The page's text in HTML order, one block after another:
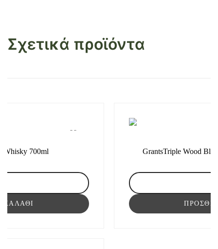
Σχετικά προϊόντα
Whisky 700ml GrantsTriple Wood